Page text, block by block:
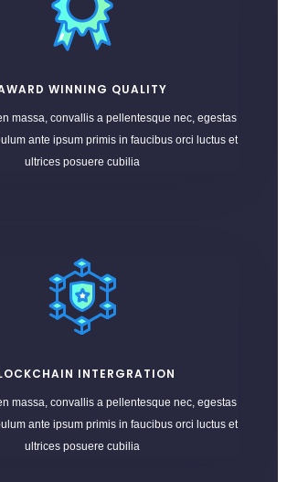
WINNING QUALITY
massa, convallis a pellentesque nec, egestas
ante ipsum primis in faucibus orci luctus et
ultrices posuere cubilia
INTERGRATION
massa, convallis a pellentesque nec, egestas
ante ipsum primis in faucibus orci luctus et
ultrices posuere cubilia